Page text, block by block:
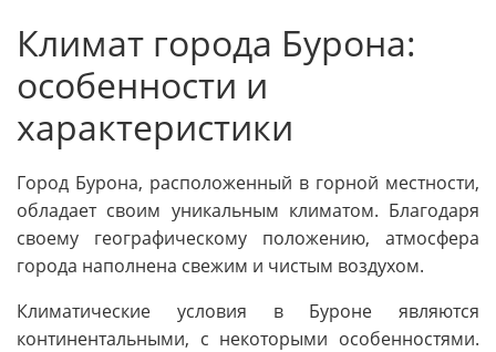
Климат города Бурона:
особенности и
характеристики
Город Бурона, расположенный в горной местности,
обладает своим уникальным климатом. Благодаря
своему географическому положению, атмосфера
города наполнена свежим и чистым воздухом.
Климатические условия в Буроне являются
континентальными, с некоторыми особенностями.